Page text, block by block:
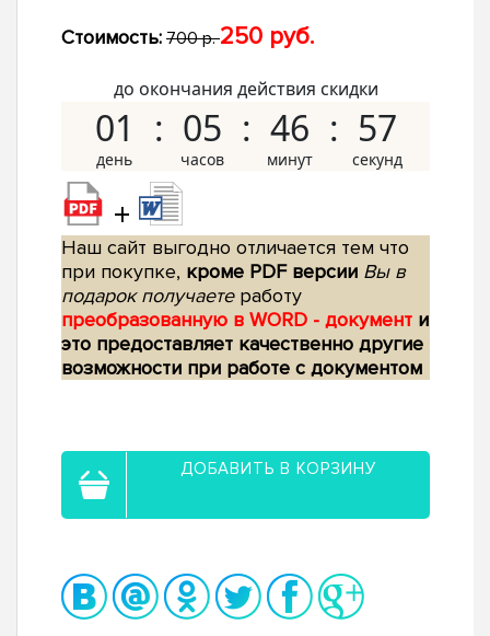
Стоимость: 700 р.250 руб.
до окончания действия скидки
01 05 46 56
+
Наш сайт выгодно отличается тем что
при покупке, кроме PDF версии Вы в
подарок получаетеработу
преобразованную в WORD - документ и
это предоставляет качественно другие
возможности при работе с документом
ДОБАВИТЬ В КОРЗИНУ